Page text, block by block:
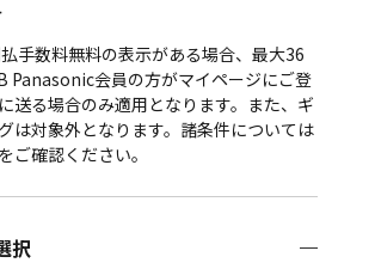
手数料無料の表示がある場合、最大36
Panasonic会員の方がマイページにご登
送る場合のみ適用となります。また、ギ
は対象外となります。諸条件については
をご確認ください。
択